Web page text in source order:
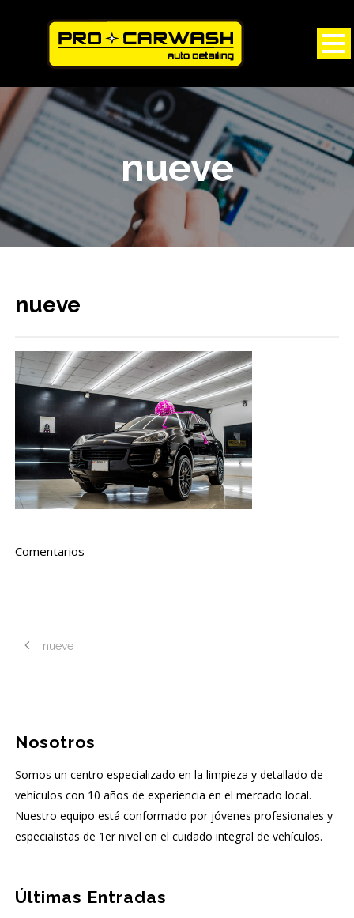
nueve
nueve
Comentarios
nueve
Nosotros
Somos un centro especializado en la limpieza y detallado de
vehículos con 10 años de experiencia en el mercado local.
Nuestro equipo está conformado por jóvenes profesionales y
especialistas de 1er nivel en el cuidado integral de vehículos.
Últimas Entradas